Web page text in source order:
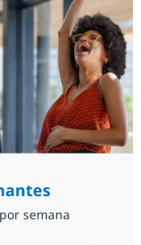
semana